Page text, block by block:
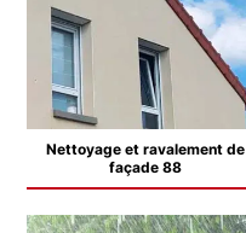
Nettoyage et ravalement de
façade 88